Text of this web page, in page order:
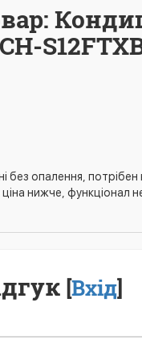
без опалення,
нижче, функціонал
[Вхід]